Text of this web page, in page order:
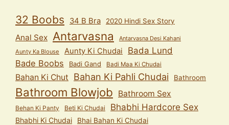
32 Boobs 34 B Bra 2020 Hindi Sex Story
Anal Sex Antarvasna
Antarvasna Desi Kahani
Aunty Ka Blouse
Aunty Ki Chudai
Bada Lund
Bade Boobs
Badi Gand Badi Maa Ki Chudai
Bahan Ki Chut Bahan Ki Pahli Chudai Bathroom
Bathroom Blowjob Bathroom Sex
Behan Ki Panty Beti Ki Chudai Bhabhi Hardcore Sex
Bhabhi Ki Chudai Bhai Bahan Ki Chudai